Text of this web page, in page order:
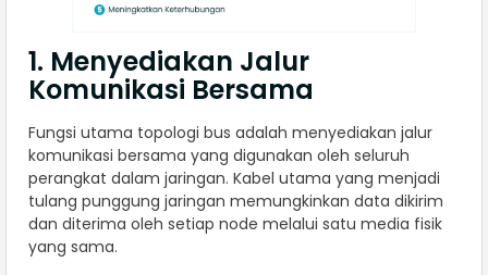
1. Menyediakan Jalur
Komunikasi Bersama
Fungsi utama topologi bus adalah menyediakan jalur
komunikasi bersama yang digunakan oleh seluruh
perangkat dalam jaringan. Kabel utama yang menjadi
tulang punggung jaringan memungkinkan data dikirim
dan diterima oleh setiap node melalui satu media fisik
yang sama.